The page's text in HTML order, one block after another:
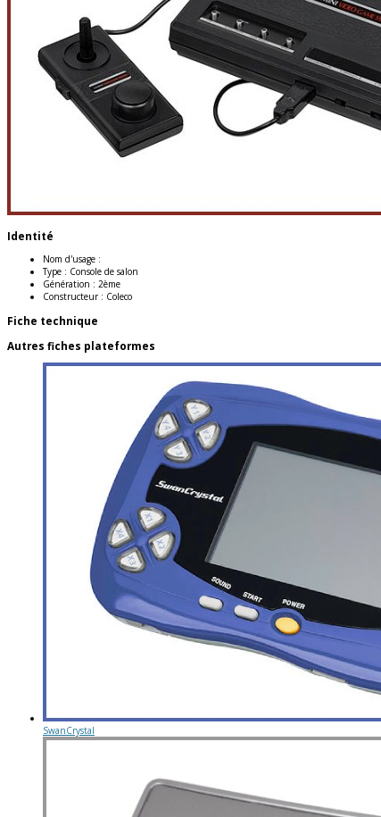
Identité
Nom d'usage :
Type : Console de salon
Génération : 2ème
Constructeur : Coleco
Fiche technique
Autres fiches plateformes
SwanCrystal